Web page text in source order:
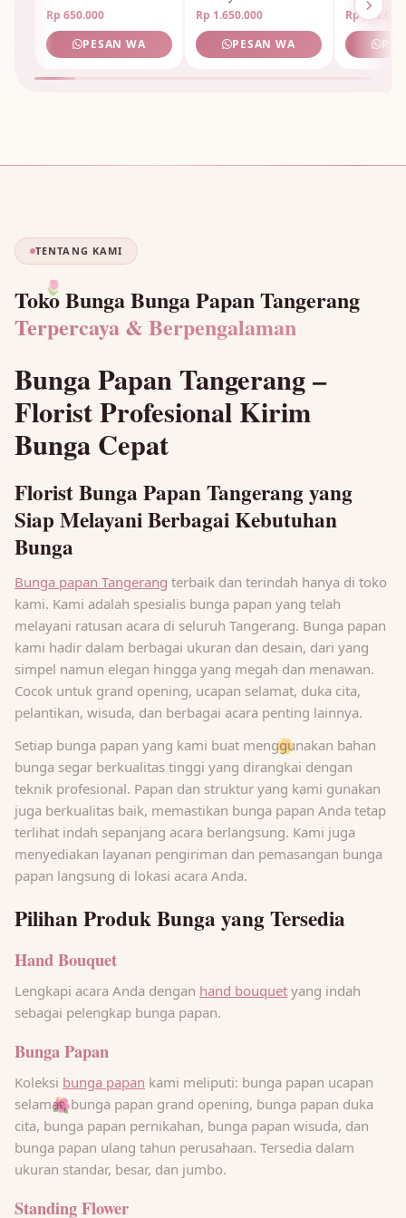
Rp 650.000
PESAN WA
Rp 1.650.000
PESAN WA
Rp 950.000
🌷
🌺
🌼
TENTANG KAMI
Toko Bunga Bunga Papan Tangerang
Terpercaya & Berpengalaman
Bunga Papan Tangerang –
Florist Profesional Kirim
Bunga Cepat
Florist Bunga Papan Tangerang yang
Siap Melayani Berbagai Kebutuhan
Bunga
Bunga papan Tangerang terbaik dan terindah hanya di toko
kami. Kami adalah spesialis bunga papan yang telah
melayani ratusan acara di seluruh Tangerang. Bunga papan
kami hadir dalam berbagai ukuran dan desain, dari yang
simpel namun elegan hingga yang megah dan menawan.
Cocok untuk grand opening, ucapan selamat, duka cita,
pelantikan, wisuda, dan berbagai acara penting lainnya.
Setiap bunga papan yang kami buat menggunakan bahan
bunga segar berkualitas tinggi yang dirangkai dengan
teknik profesional. Papan dan struktur yang kami gunakan
juga berkualitas baik, memastikan bunga papan Anda tetap
terlihat indah sepanjang acara berlangsung. Kami juga
menyediakan layanan pengiriman dan pemasangan bunga
papan langsung di lokasi acara Anda.
Pilihan Produk Bunga yang Tersedia
Hand Bouquet
Lengkapi acara Anda dengan hand bouquet yang indah
sebagai pelengkap bunga papan.
Bunga Papan
Koleksi bunga papan kami meliputi: bunga papan ucapan
selamat, bunga papan grand opening, bunga papan duka
cita, bunga papan pernikahan, bunga papan wisuda, dan
bunga papan ulang tahun perusahaan. Tersedia dalam
ukuran standar, besar, dan jumbo.
Standing Flower